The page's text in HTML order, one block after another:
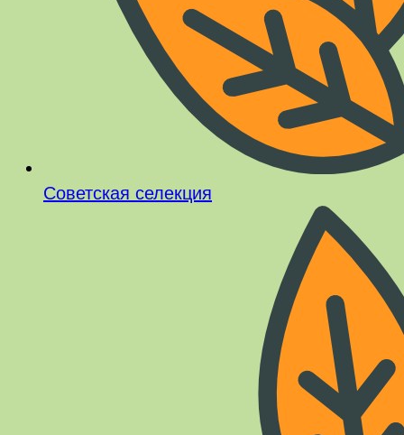
Советская селекция